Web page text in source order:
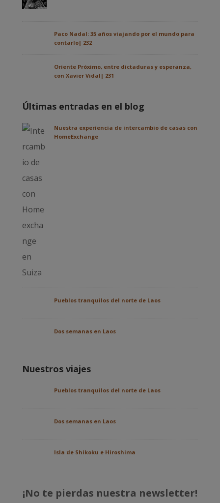
Paco Nadal: 35 años viajando por el mundo para
contarlo| 232
Oriente Próximo, entre dictaduras y esperanza,
con Xavier Vidal| 231
Últimas entradas en el blog
Nuestra experiencia de intercambio de casas con
HomeExchange
Pueblos tranquilos del norte de Laos
Dos semanas en Laos
Nuestros viajes
Pueblos tranquilos del norte de Laos
Dos semanas en Laos
Isla de Shikoku e Hiroshima
¡No te pierdas nuestra newsletter!